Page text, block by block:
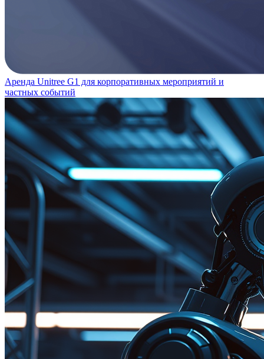
Аренда Unitree G1 для корпоративных мероприятий и
частных событий